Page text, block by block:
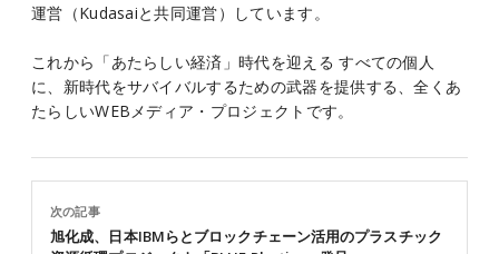
運営（Kudasaiと共同運営）しています。
これから「あたらしい経済」時代を迎える すべての個人
に、新時代をサバイバルするための武器を提供する、全くあ
たらしいWEBメディア・プロジェクトです。
次の記事
旭化成、日本IBMらとブロックチェーン活用のプラスチック